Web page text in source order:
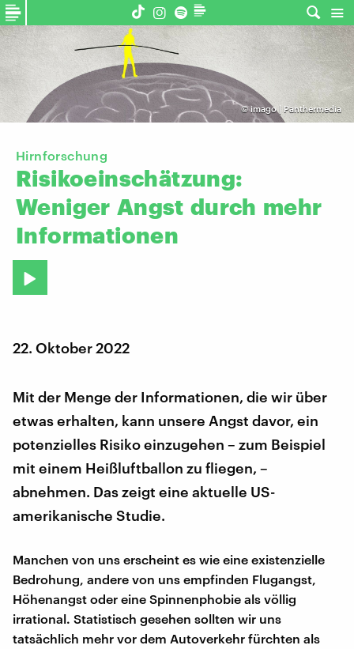
©imago | Panthermedia
Hirnforschung
Risikoeinschätzung:
Weniger Angst durch mehr
Informationen
22. Oktober 2022
Mit der Menge der Informationen, die wir über
etwas erhalten, kann unsere Angst davor, ein
potenzielles Risiko einzugehen – zum Beispiel
mit einem Heißluftballon zu fliegen, –
abnehmen. Das zeigt eine aktuelle US-
amerikanische Studie.
Manchen von uns erscheint es wie eine existenzielle
Bedrohung, andere von uns empfinden Flugangst,
Höhenangst oder eine Spinnenphobie als völlig
irrational. Statistisch gesehen sollten wir uns
tatsächlich mehr vor dem Autoverkehr fürchten als